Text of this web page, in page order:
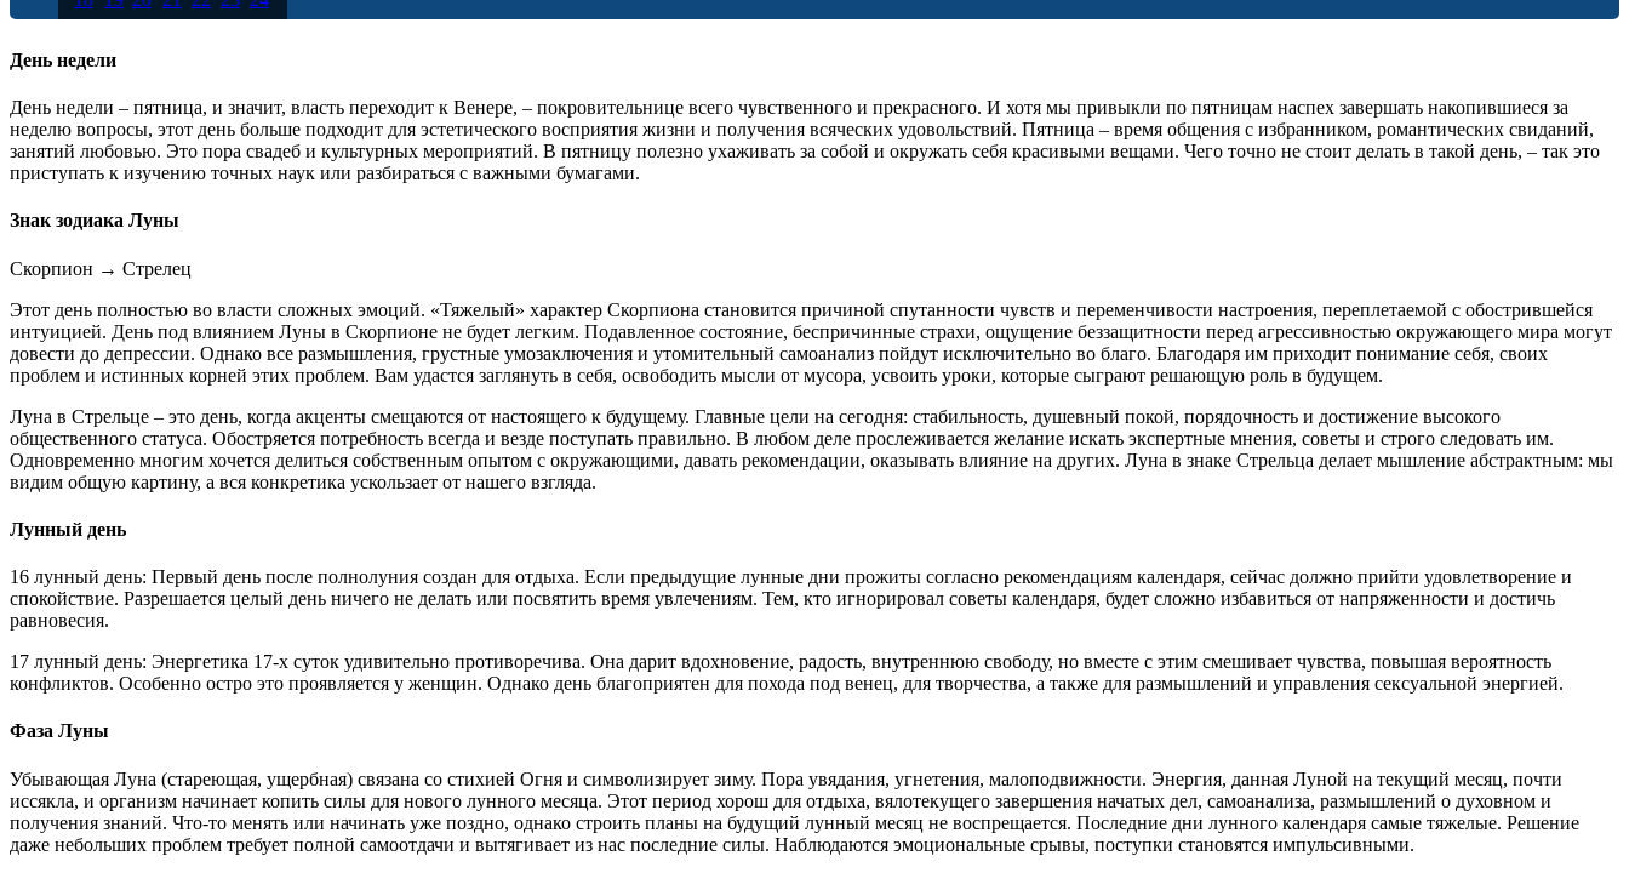
25 26 27 28 29 30
31
День недели
День недели – пятница, и значит, власть переходит к Венере, – покровительнице всего чувственного и прекрасного. И хотя мы привыкли по пятницам наспех завершать накопившиеся за
неделю вопросы, этот день больше подходит для эстетического восприятия жизни и получения всяческих удовольствий. Пятница – время общения с избранником, романтических свиданий,
занятий любовью. Это пора свадеб и культурных мероприятий. В пятницу полезно ухаживать за собой и окружать себя красивыми вещами. Чего точно не стоит делать в такой день, – так это
приступать к изучению точных наук или разбираться с важными бумагами.
Знак зодиака Луны
Скорпион → Стрелец
Этот день полностью во власти сложных эмоций. «Тяжелый» характер Скорпиона становится причиной спутанности чувств и переменчивости настроения, переплетаемой с обострившейся
интуицией. День под влиянием Луны в Скорпионе не будет легким. Подавленное состояние, беспричинные страхи, ощущение беззащитности перед агрессивностью окружающего мира могут
довести до депрессии. Однако все размышления, грустные умозаключения и утомительный самоанализ пойдут исключительно во благо. Благодаря им приходит понимание себя, своих
проблем и истинных корней этих проблем. Вам удастся заглянуть в себя, освободить мысли от мусора, усвоить уроки, которые сыграют решающую роль в будущем.
Луна в Стрельце – это день, когда акценты смещаются от настоящего к будущему. Главные цели на сегодня: стабильность, душевный покой, порядочность и достижение высокого
общественного статуса. Обостряется потребность всегда и везде поступать правильно. В любом деле прослеживается желание искать экспертные мнения, советы и строго следовать им.
Одновременно многим хочется делиться собственным опытом с окружающими, давать рекомендации, оказывать влияние на других. Луна в знаке Стрельца делает мышление абстрактным: мы
видим общую картину, а вся конкретика ускользает от нашего взгляда.
Лунный день
16 лунный день: Первый день после полнолуния создан для отдыха. Если предыдущие лунные дни прожиты согласно рекомендациям календаря, сейчас должно прийти удовлетворение и
спокойствие. Разрешается целый день ничего не делать или посвятить время увлечениям. Тем, кто игнорировал советы календаря, будет сложно избавиться от напряженности и достичь
равновесия.
17 лунный день: Энергетика 17-х суток удивительно противоречива. Она дарит вдохновение, радость, внутреннюю свободу, но вместе с этим смешивает чувства, повышая вероятность
конфликтов. Особенно остро это проявляется у женщин. Однако день благоприятен для похода под венец, для творчества, а также для размышлений и управления сексуальной энергией.
Фаза Луны
Убывающая Луна (стареющая, ущербная) связана со стихией Огня и символизирует зиму. Пора увядания, угнетения, малоподвижности. Энергия, данная Луной на текущий месяц, почти
иссякла, и организм начинает копить силы для нового лунного месяца. Этот период хорош для отдыха, вялотекущего завершения начатых дел, самоанализа, размышлений о духовном и
получения знаний. Что-то менять или начинать уже поздно, однако строить планы на будущий лунный месяц не воспрещается. Последние дни лунного календаря самые тяжелые. Решение
даже небольших проблем требует полной самоотдачи и вытягивает из нас последние силы. Наблюдаются эмоциональные срывы, поступки становятся импульсивными.